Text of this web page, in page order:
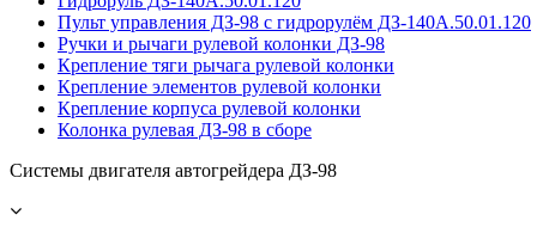
Пульт управления ДЗ-98 с гидрорулём ДЗ-140А.50.01.120
Ручки и рычаги рулевой колонки ДЗ-98
Крепление тяги рычага рулевой колонки
Крепление элементов рулевой колонки
Крепление корпуса рулевой колонки
Колонка рулевая ДЗ-98 в сборе
Системы двигателя автогрейдера ДЗ-98